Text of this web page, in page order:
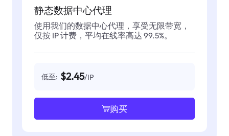
静态数据中心代理
使用我们的数据中心代理，享受无限带宽，
仅按 IP 计费，平均在线率高达 99.5%。
低至: $2.45/IP
购买